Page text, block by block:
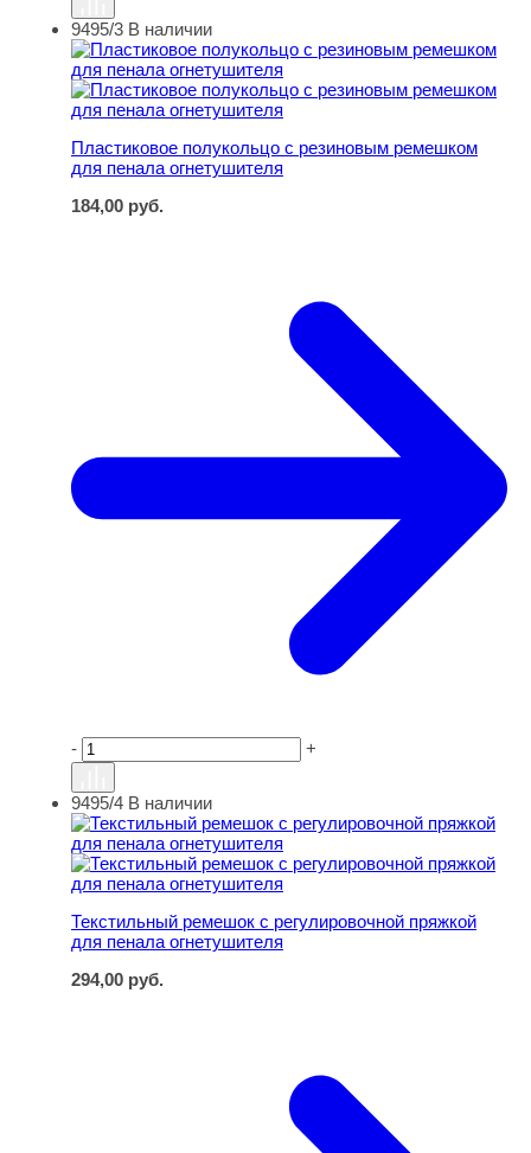
Пластиковое полукольцо с резиновым ремешком для
9495/3 В наличии
Пластиковое полукольцо с резиновым ремешком
для пенала огнетушителя
184,00 руб.
- +
Текстильный ремешок с регулировочной пряжкой для
9495/4 В наличии
Текстильный ремешок с регулировочной пряжкой
для пенала огнетушителя
294,00 руб.